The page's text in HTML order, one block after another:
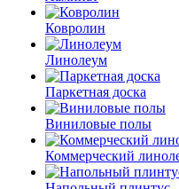
Ковролин
Линолеум
Паркетная доска
Виниловые полы
Коммерческий